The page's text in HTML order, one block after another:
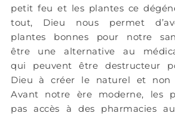
petit feu et les plantes ce
tout, Dieu nous permet
plantes bonnes pour notre
être une alternative au
qui peuvent être destructeur
Dieu à créer le naturel et non
Avant notre ère moderne, les
pas accès à des pharmacies